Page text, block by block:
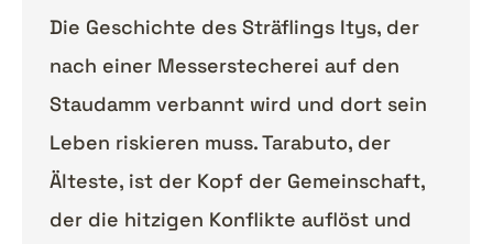
Die Geschichte des Sträflings Itys, der
nach einer Messerstecherei auf den
Staudamm verbannt wird und dort sein
Leben riskieren muss. Tarabuto, der
Älteste, ist der Kopf der Gemeinschaft,
der die hitzigen Konflikte auflöst und